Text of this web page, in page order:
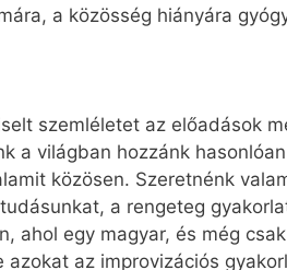
a közösség hiányára
szemléletet az előadások
a világban hozzánk
közösen. Szeretnénk
a rengeteg
ahol egy magyar, és még
az improvizációs